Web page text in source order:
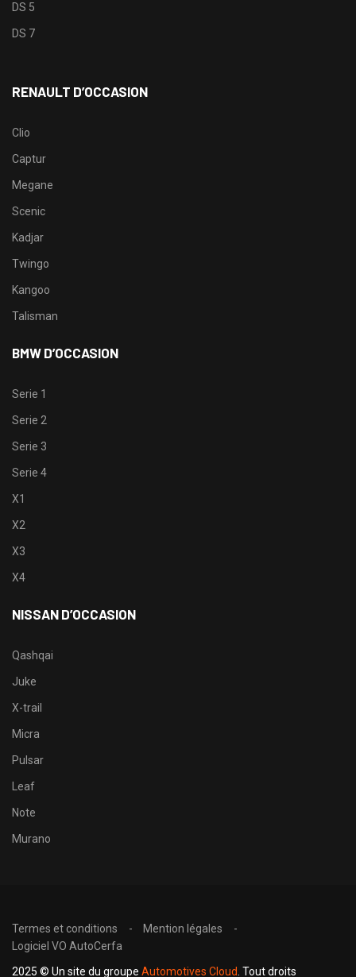
DS 5
DS 7
RENAULT D’OCCASION
Clio
Captur
Megane
Scenic
Kadjar
Twingo
Kangoo
Talisman
BMW D’OCCASION
Serie 1
Serie 2
Serie 3
Serie 4
X1
X2
X3
X4
NISSAN D’OCCASION
Qashqai
Juke
X-trail
Micra
Pulsar
Leaf
Note
Murano
Termes et conditions
Mention légales
Logiciel VO AutoCerfa
2025 © Un site du groupe Automotives Cloud . Tout droits